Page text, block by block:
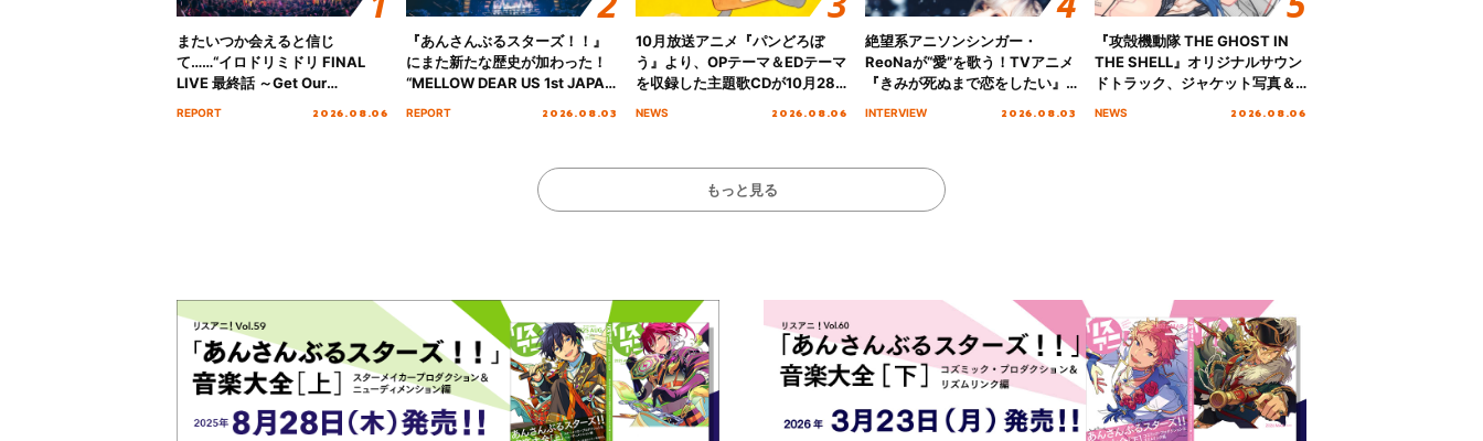
またいつか会えると信じ
て……“イロドリミドリ FINAL
LIVE 最終話 ～Get Our
REPORT 2026.08.06
『あんさんぶるスターズ！！』
にまた新たな歴史が加わった！
“MELLOW DEAR US 1st JAPAN
REPORT 2026.08.03
10月放送アニメ『パンどろぼ
う』より、OPテーマ＆EDテーマ
を収録した主題歌CDが10月28
NEWS 2026.08.06
絶望系アニソンシンガー・
ReoNaが“愛”を歌う！TVアニメ
『きみが死ぬまで恋をしたい』
INTERVIEW 2026.08.03
『攻殻機動隊 THE GHOST IN
THE SHELL』オリジナルサウン
ドトラック、ジャケット写真＆
NEWS 2026.08.06
もっと見る